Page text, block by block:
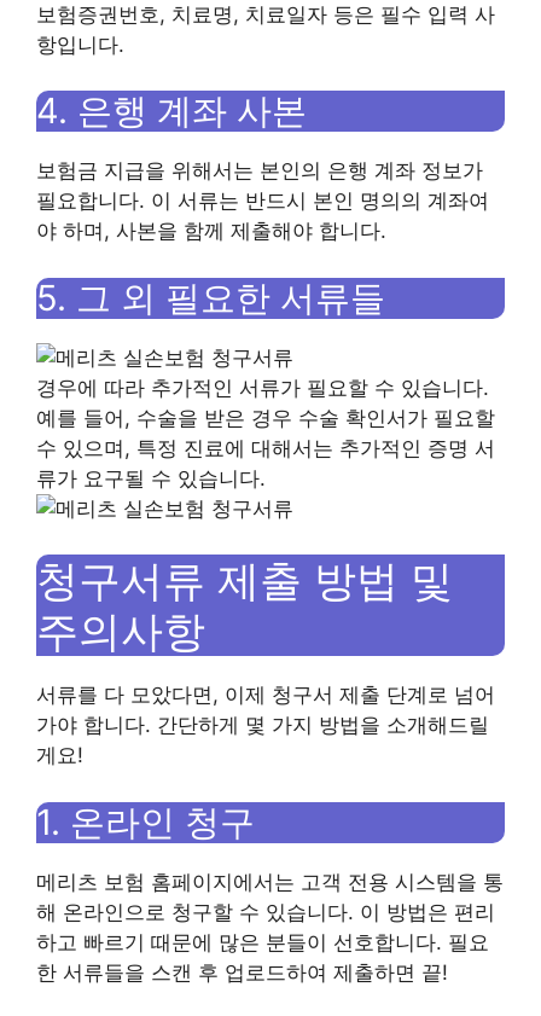
보험증권번호, 치료명, 치료일자 등은 필수 입력 사
항입니다.
4. 은행 계좌 사본
보험금 지급을 위해서는 본인의 은행 계좌 정보가
필요합니다. 이 서류는 반드시 본인 명의의 계좌여
야 하며, 사본을 함께 제출해야 합니다.
5. 그 외 필요한 서류들
경우에 따라 추가적인 서류가 필요할 수 있습니다.
예를 들어, 수술을 받은 경우 수술 확인서가 필요할
수 있으며, 특정 진료에 대해서는 추가적인 증명 서
류가 요구될 수 있습니다.
청구서류 제출 방법 및
주의사항
서류를 다 모았다면, 이제 청구서 제출 단계로 넘어
가야 합니다. 간단하게 몇 가지 방법을 소개해드릴
게요!
1. 온라인 청구
메리츠 보험 홈페이지에서는 고객 전용 시스템을 통
해 온라인으로 청구할 수 있습니다. 이 방법은 편리
하고 빠르기 때문에 많은 분들이 선호합니다. 필요
한 서류들을 스캔 후 업로드하여 제출하면 끝!